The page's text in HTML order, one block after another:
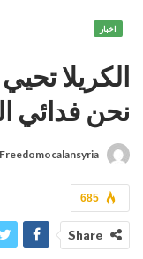
اخبار
الكريلا
نحن فدائي
Freedomocalansyria
685
Share